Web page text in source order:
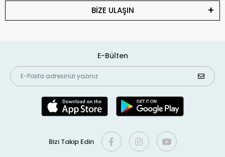
BİZE ULAŞIN
E-Bülten
Bizi Takip Edin